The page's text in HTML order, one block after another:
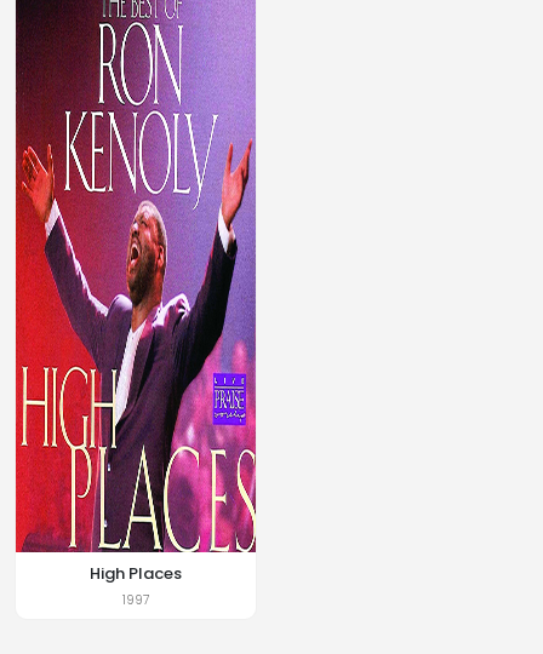
High Places
1997